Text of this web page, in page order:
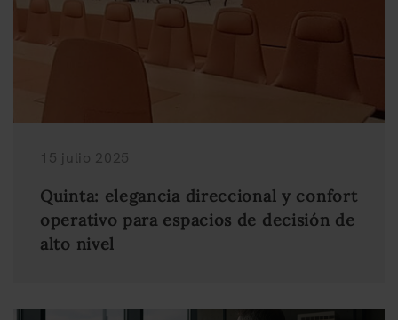
15 julio 2025
Quinta: elegancia direccional y confort
operativo para espacios de decisión de
alto nivel